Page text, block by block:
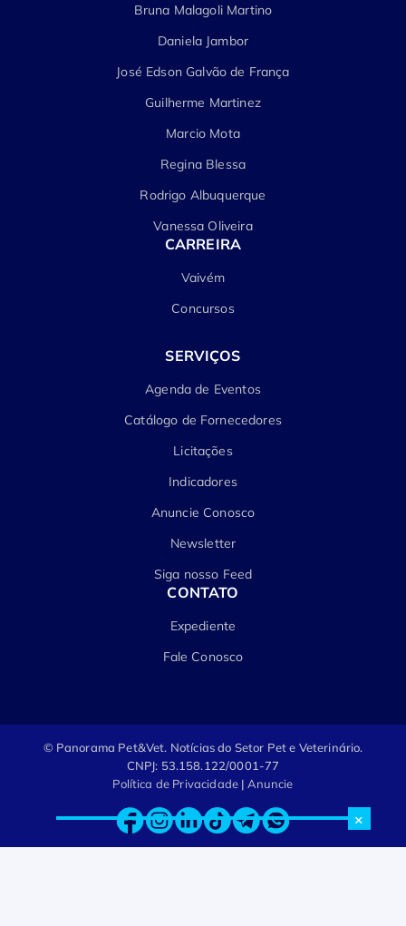
×
Bruna Malagoli Martino
Daniela Jambor
José Edson Galvão de França
Guilherme Martinez
Marcio Mota
Regina Blessa
Rodrigo Albuquerque
Vanessa Oliveira
CARREIRA
Vaivém
Concursos
SERVIÇOS
Agenda de Eventos
Catálogo de Fornecedores
Licitações
Indicadores
Anuncie Conosco
Newsletter
Siga nosso Feed
CONTATO
Expediente
Fale Conosco
© Panorama Pet&Vet. Notícias do Setor Pet e Veterinário.
CNPJ: 53.158.122/0001-77
Política de Privacidade | Anuncie